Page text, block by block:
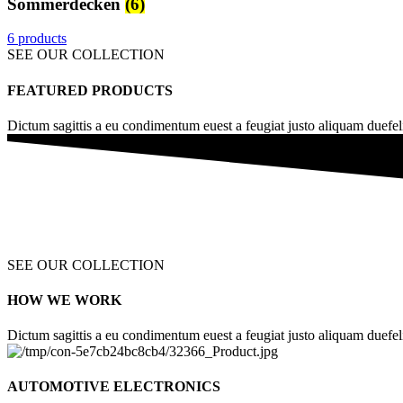
6 products
SEE OUR COLLECTION
FEATURED PRODUCTS
Dictum sagittis a eu condimentum euest a feugiat justo aliquam
SEE OUR COLLECTION
HOW WE WORK
Dictum sagittis a eu condimentum euest a feugiat justo aliquam
AUTOMOTIVE ELECTRONICS